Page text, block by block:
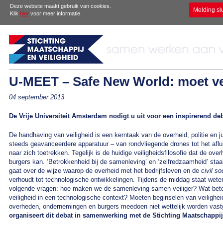
Deze website maakt gebruik van cookies.
Klik hier voor meer informatie. Melding
U-MEET – Safe New World: moet
04 september 2013
De Vrije Universiteit Amsterdam nodigt u uit voor een inspirerend
De handhaving van veiligheid is een kerntaak van de overheid, politie en
steeds geavanceerdere apparatuur – van rondvliegende drones tot het
naar zich toetrekken. Tegelijk is de huidige veiligheidsfilosofie dat de
burgers kan. ‘Betrokkenheid bij de samenleving’ en ‘zelfredzaamheid’
gaat over de wijze waarop de overheid met het bedrijfsleven en de civil
verhoudt tot technologische ontwikkelingen. Tijdens de middag staat
volgende vragen: hoe maken we de samenleving samen veiliger? Wat
veiligheid in een technologische context? Moeten beginselen van
overheden, ondernemingen en burgers meedoen niet wettelijk worden
organiseert dit debat in samenwerking met de Stichting